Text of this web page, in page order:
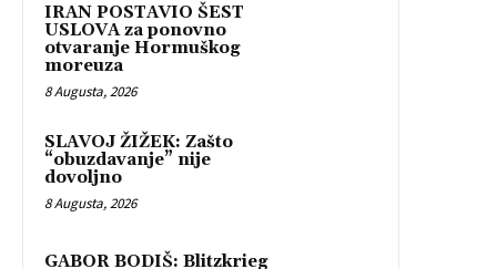
IRAN POSTAVIO ŠEST
USLOVA za ponovno
otvaranje Hormuškog
moreuza
8 Augusta, 2026
SLAVOJ ŽIŽEK: Zašto
“obuzdavanje” nije
dovoljno
8 Augusta, 2026
GABOR BODIŠ: Blitzkrieg